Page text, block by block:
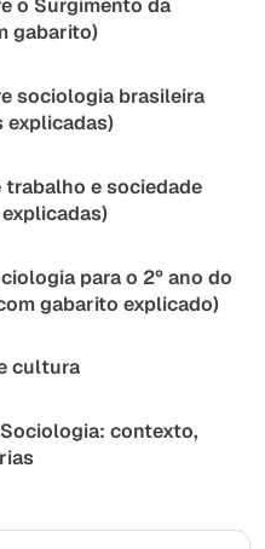
gabarito)
sociologia brasileira
explicadas)
trabalho e sociedade
para o 2º ano do
gabarito explicado)
cultura
contexto,